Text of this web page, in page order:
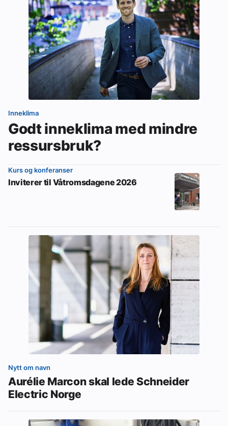
Inneklima
Godt inneklima med mindre
ressursbruk?
Kurs og konferanser
Inviterer til Våtromsdagene 2026
Nytt om navn
Aurélie Marcon skal lede Schneider
Electric Norge